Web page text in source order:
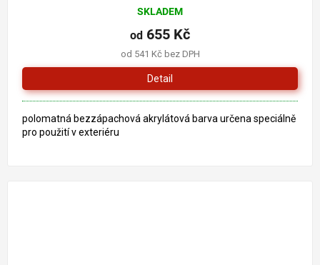
SKLADEM
od 541 Kč bez DPH
od 655 Kč
Detail
polomatná bezzápachová akrylátová barva určena speciálně
pro použití v exteriéru